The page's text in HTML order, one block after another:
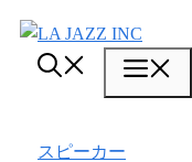
コ
スピーカー